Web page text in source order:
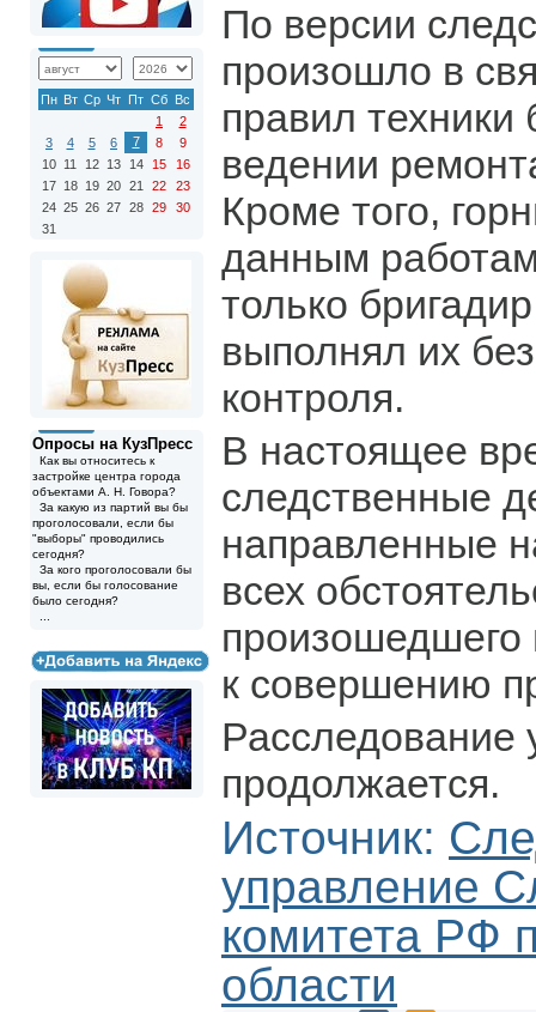
Пн Вт Ср Чт Пт Сб Вс
1
2
3
4 5 6 7 8
9
10 11 12 13 14 15
16
17 18 19 20 21 22
23
24 25 26 27 28 29
30
31
Опросы на КузПресс
Как вы относитесь к
застройке центра города
объектами А. Н. Говора?
За какую из партий вы бы
проголосовали, если бы
"выборы" проводились
сегодня?
За кого проголосовали бы
вы, если бы голосование
было сегодня?
По версии
произошло в
правил техники
ведении
Кроме того,
данным
только
выполнял их
контроля.
В настоящее
следственные
направленные
всех
произошедшего
к совершению
Расследование
продолжается.
Источник:
управление
комитета РФ
области